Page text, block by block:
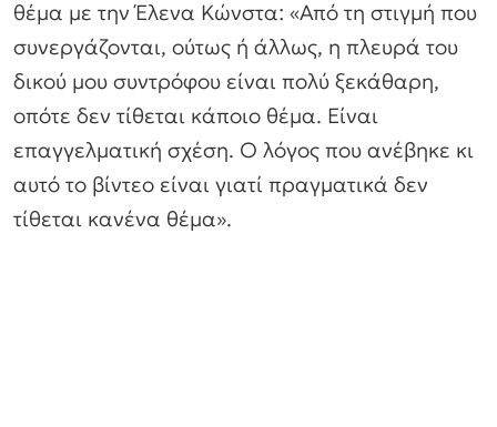
θέμα με την Έλενα Κώνστα: «Από τη στιγμή που
συνεργάζονται, ούτως ή άλλως, η πλευρά του
δικού μου συντρόφου είναι πολύ ξεκάθαρη,
οπότε δεν τίθεται κάποιο θέμα. Είναι
επαγγελματική σχέση. Ο λόγος που ανέβηκε κι
αυτό το βίντεο είναι γιατί πραγματικά δεν
τίθεται κανένα θέμα».